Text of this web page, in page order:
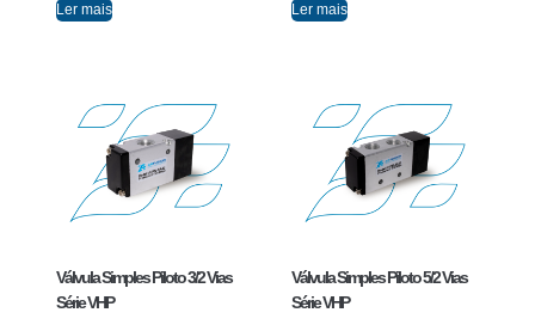
Ler mais Ler mais
Válvula Simples Piloto 3/2 Vias
Série VHP
Válvula Simples Piloto 5/2 Vias
Série VHP